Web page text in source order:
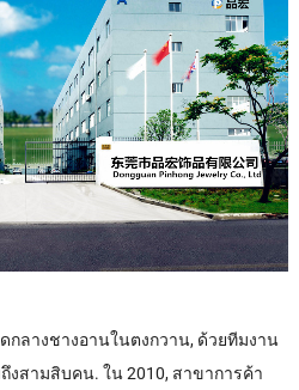
ลางชางอานในตงกวาน, ด้วยทีมงาน
งสามสิบคน. ใน 2010, สาขาการค้า